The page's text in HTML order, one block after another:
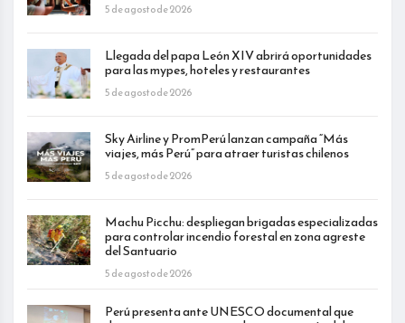
5 de agosto de 2026
Llegada del papa León XIV abrirá oportunidades
para las mypes, hoteles y restaurantes
5 de agosto de 2026
Sky Airline y PromPerú lanzan campaña “Más
viajes, más Perú” para atraer turistas chilenos
5 de agosto de 2026
Machu Picchu: despliegan brigadas especializadas
para controlar incendio forestal en zona agreste
del Santuario
5 de agosto de 2026
Perú presenta ante UNESCO documental que